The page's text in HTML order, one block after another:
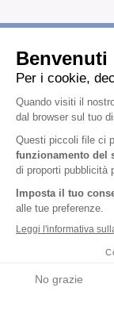
informativa
periodica di